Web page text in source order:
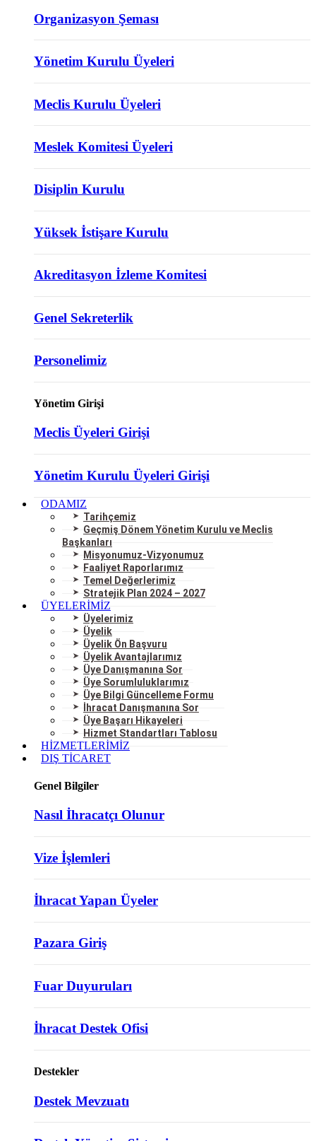
Organizasyon Şeması
Yönetim Kurulu Üyeleri
Meclis Kurulu Üyeleri
Meslek Komitesi Üyeleri
Disiplin Kurulu
Yüksek İstişare Kurulu
Akreditasyon İzleme Komitesi
Genel Sekreterlik
Personelimiz
Yönetim Girişi
Meclis Üyeleri Girişi
Yönetim Kurulu Üyeleri Girişi
ODAMIZ
Tarihçemiz
Geçmiş Dönem Yönetim Kurulu ve Meclis
Başkanları
Misyonumuz-Vizyonumuz
Faaliyet Raporlarımız
Temel Değerlerimiz
Stratejik Plan 2024 – 2027
ÜYELERİMİZ
Üyelerimiz
Üyelik
Üyelik Ön Başvuru
Üyelik Avantajlarımız
Üye Danışmanına Sor
Üye Sorumluluklarımız
Üye Bilgi Güncelleme Formu
İhracat Danışmanına Sor
Üye Başarı Hikayeleri
Hizmet Standartları Tablosu
HİZMETLERİMİZ
DIŞ TİCARET
Genel Bilgiler
Nasıl İhracatçı Olunur
Vize İşlemleri
İhracat Yapan Üyeler
Pazara Giriş
Fuar Duyuruları
İhracat Destek Ofisi
Destekler
Destek Mevzuatı